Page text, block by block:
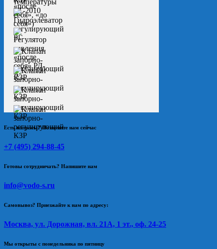
Есть вопросы? Позвоните нам сейчас
+7 (495) 294-88-45
Готовы сотрудничать? Напишите нам
info@vodo-s.ru
Самовывоз? Приезжайте к нам по адресу:
Москва, ул. Дорожная, вл. 21А, 1 эт., оф. 24-25
Мы открыты с понедельника по пятницу